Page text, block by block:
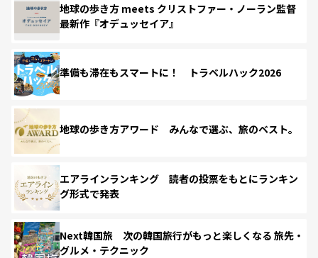
地球の歩き方 meets クリストファー・ノーラン監督
最新作『オデュッセイア』
準備も滞在もスマートに！ トラベルハック2026
地球の歩き方アワード みんなで選ぶ、旅のベスト。
エアラインランキング 読者の投票をもとにランキン
グ形式で発表
Next韓国旅 次の韓国旅行がもっと楽しくなる 旅先・
グルメ・テクニック